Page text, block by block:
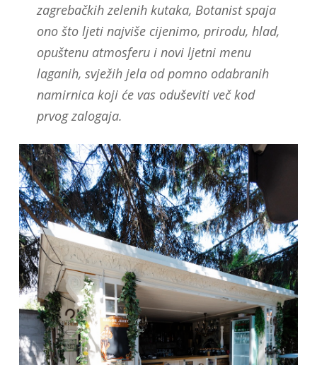
zagrebačkih zelenih kutaka, Botanist spaja
ono što ljeti najviše cijenimo, prirodu, hlad,
opuštenu atmosferu i novi ljetni menu
laganih, svježih jela od pomno odabranih
namirnica koji će vas oduševiti več kod
prvog zalogaja.